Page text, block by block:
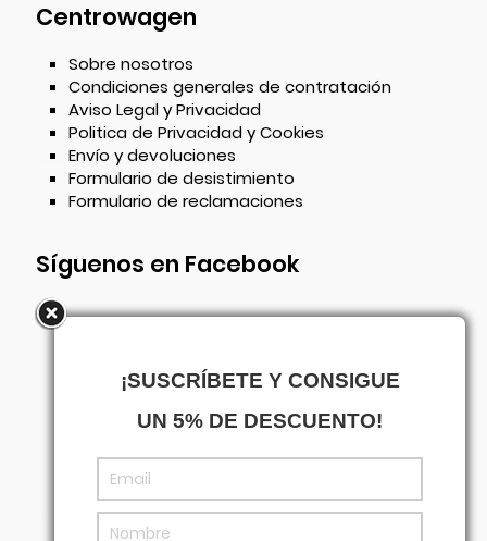
Centrowagen
Sobre nosotros
Condiciones generales de contratación
Aviso Legal y Privacidad
Politica de Privacidad y Cookies
Envío y devoluciones
Formulario de desistimiento
Formulario de reclamaciones
Síguenos en Facebook
¡SUSCRÍBETE Y CONSIGUE
UN 5% DE DESCUENTO!